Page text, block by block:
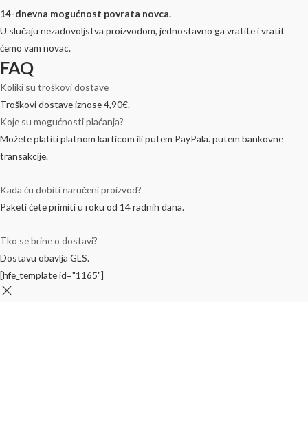
14-dnevna mogućnost povrata novca.
U slučaju nezadovoljstva proizvodom, jednostavno ga vratite i vratit
ćemo vam novac.
FAQ
Koliki su troškovi dostave
Troškovi dostave iznose 4,90€.
Koje su mogućnosti plaćanja?
Možete platiti platnom karticom ili putem PayPala. putem bankovne
transakcije.
Kada ću dobiti naručeni proizvod?
Paketi ćete primiti u roku od 14 radnih dana.
Tko se brine o dostavi?
Dostavu obavlja GLS.
[hfe_template id="1165"]